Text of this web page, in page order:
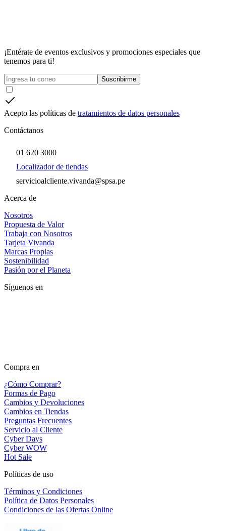
¡Entérate de eventos exclusivos y promociones especiales que
tenemos para ti!
Suscribirme
Acepto las políticas de tratamientos de datos personales
Contáctanos
01 620 3000
Localizador de tiendas
servicioalcliente.vivanda@spsa.pe
Acerca de
Nosotros
Propuesta de Valor
Trabaja con Nosotros
Tarjeta Vivanda
Marcas Propias
Sostenibilidad
Pasión por el Planeta
Síguenos en
Compra en
¿Cómo Comprar?
Formas de Pago
Cambios y Devoluciones
Cambios en Tiendas
Preguntas Frecuentes
Servicio al Cliente
Cyber Days
Cyber WOW
Hot Sale
Políticas de uso
Términos y Condiciones
Política de Datos Personales
Condiciones de las Ofertas Online